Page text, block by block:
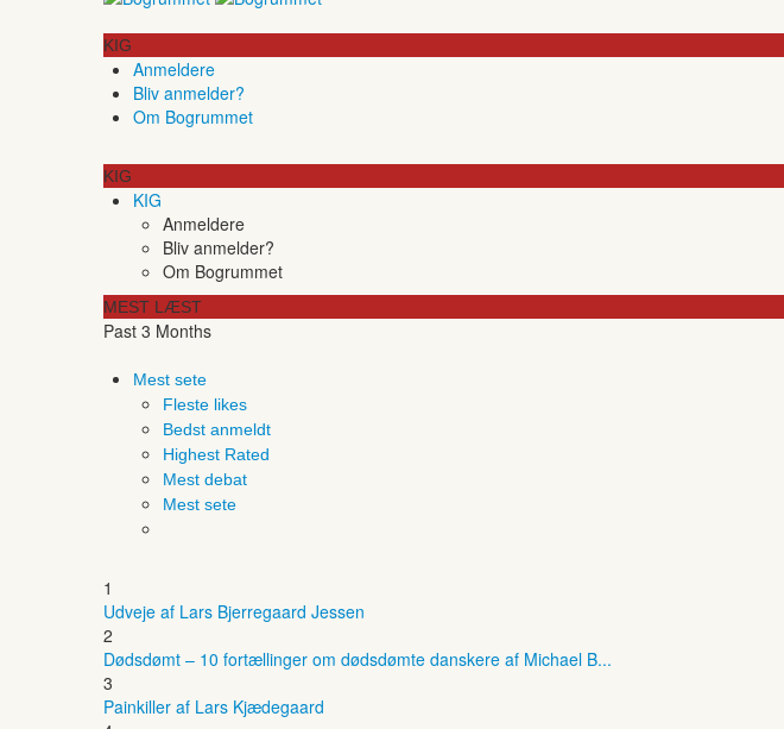
KIG
Anmeldere
Bliv anmelder?
Om Bogrummet
KIG
KIG
Anmeldere
Bliv anmelder?
Om Bogrummet
MEST LÆST
Past 3 Months
Mest sete
Fleste likes
Bedst anmeldt
Highest Rated
Mest debat
Mest sete
1
Udveje af Lars Bjerregaard Jessen
2
Dødsdømt – 10 fortællinger om dødsdømte danskere af Michael B...
3
Painkiller af Lars Kjædegaard